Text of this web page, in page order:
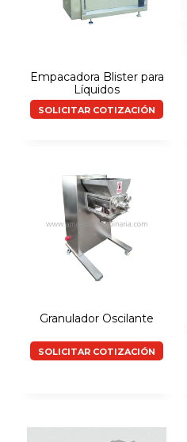
Empacadora Blister para
Líquidos
SOLICITAR COTIZACIÓN
Granulador Oscilante
SOLICITAR COTIZACIÓN